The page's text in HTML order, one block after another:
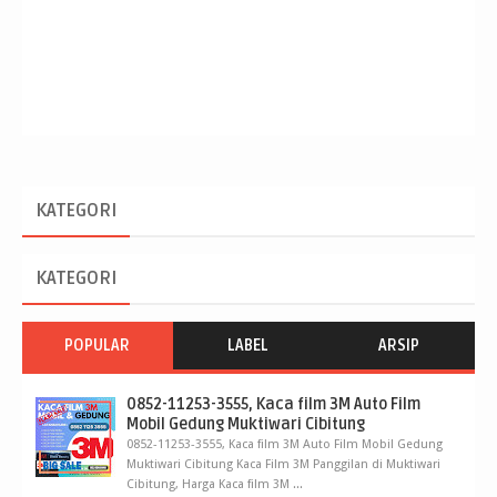
KATEGORI
KATEGORI
POPULAR LABEL ARSIP
0852-11253-3555, Kaca film 3M Auto Film
Mobil Gedung Muktiwari Cibitung
0852-11253-3555, Kaca film 3M Auto Film Mobil Gedung
Muktiwari Cibitung Kaca Film 3M Panggilan di Muktiwari
Cibitung, Harga Kaca film 3M ...